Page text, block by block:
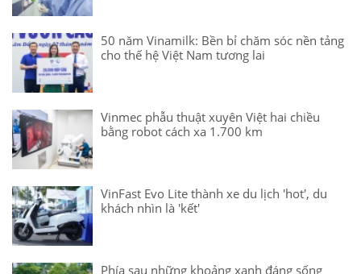
50 năm Vinamilk: Bền bỉ chăm sóc nền tảng
cho thế hệ Việt Nam tương lai
Vinmec phẫu thuật xuyên Việt hai chiều
bằng robot cách xa 1.700 km
VinFast Evo Lite thành xe du lịch 'hot', du
khách nhìn là 'kết'
Phía sau những khoảng xanh đáng sống